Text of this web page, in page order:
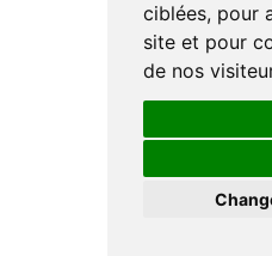
ciblées, pour
site et pour
de nos